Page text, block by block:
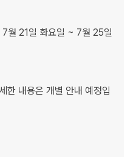
월 21일 화요일 ~ 7월 25일